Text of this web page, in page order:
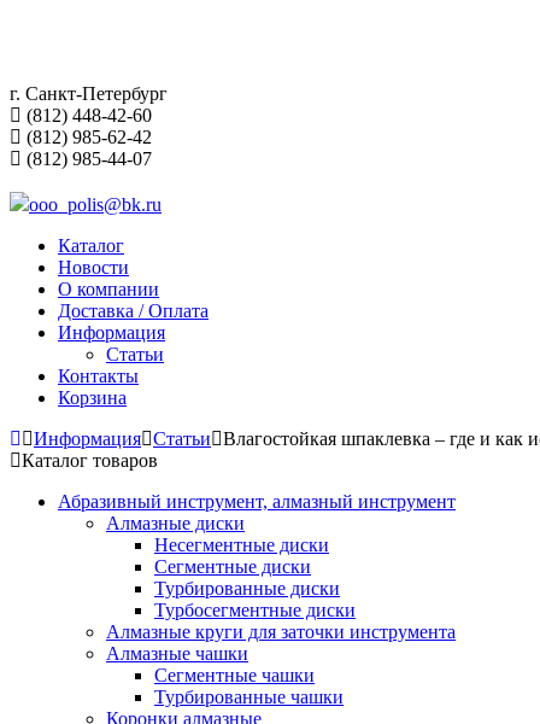
г. Санкт-Петербург
(812) 448-42-60
(812) 985-62-42
(812) 985-44-07
ooo_polis@bk.ru
Каталог
Новости
О компании
Доставка / Оплата
Информация
Статьи
Контакты
Корзина
Информация Статьи
Влагостойкая шпаклевка – где и как
Каталог товаров
Абразивный инструмент, алмазный инструмент
Алмазные диски
Несегментные диски
Сегментные диски
Турбированные диски
Турбосегментные диски
Алмазные круги для заточки инструмента
Алмазные чашки
Сегментные чашки
Турбированные чашки
Коронки алмазные